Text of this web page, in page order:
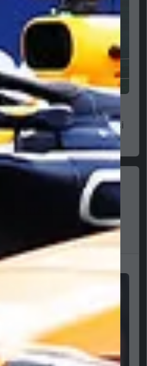
informácie zdieľal Ralf
médiami a povedzme si
že ma na internete